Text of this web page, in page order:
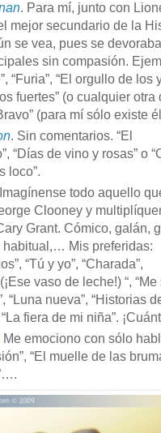
. Para mí, junto con
mejor secundario de la
se vea, pues se
sin compasión.
“Furia”, “El orgullo de los
fuertes” (o cualquier otra
(para mí sólo existe
. Sin comentarios. “El
“Días de vino y rosas” o
loco”.
todo aquello
Clooney y
Grant. Cómico, galán,
habitual,… Mis preferidas:
“Tú y yo”, “Charada”,
vaso de leche!) “,
“Luna nueva”, “Historias
fiera de mi niña”.
Me emociono con sólo
“El muelle de las